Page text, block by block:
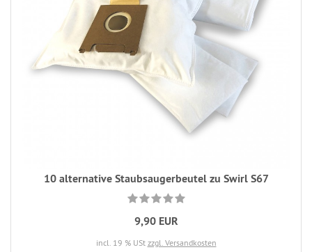
10 alternative Staubsaugerbeutel zu Swirl S67
9,90 EUR
incl. 19 % USt zzgl. Versandkosten